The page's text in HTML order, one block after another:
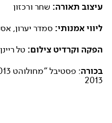
עיצוב תאורה: שחר ורכזון
ליווי אמנותי: סמדר יערון,
הפקה וקרדיט צילום: טל ריינן
בכורה
2013